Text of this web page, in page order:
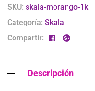
SKU: skala-morango-1k
Categoría: Skala
Compartir:
Descripción